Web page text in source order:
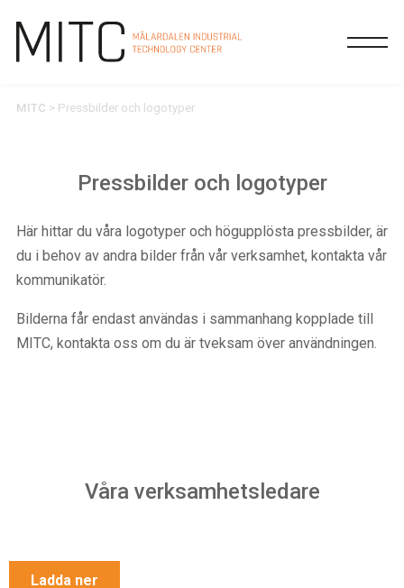
MITC > Pressbilder och logotyper
Pressbilder och logotyper
Här hittar du våra logotyper och högupplösta pressbilder, är
du i behov av andra bilder från vår verksamhet, kontakta vår
kommunikatör.
Bilderna får endast användas i sammanhang kopplade till
MITC, kontakta oss om du är tveksam över användningen.
Våra verksamhetsledare
Ladda ner